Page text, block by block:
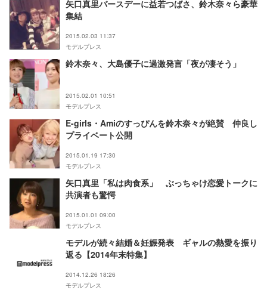
矢口真里バースデーに益若つばさ、鈴木奈々ら豪華
集結
2015.02.03 11:37
モデルプレス
鈴木奈々、大島優子に過激発言「夜が凄そう」
2015.02.01 10:51
モデルプレス
E-girls・Amiのすっぴんを鈴木奈々が絶賛 仲良し
プライベート公開
2015.01.19 17:30
モデルプレス
矢口真里「私は肉食系」 ぶっちゃけ恋愛トークに
共演者も驚愕
2015.01.01 09:00
モデルプレス
モデルが続々結婚＆妊娠発表 ギャルの熱愛を振り
返る【2014年末特集】
2014.12.26 18:26
モデルプレス